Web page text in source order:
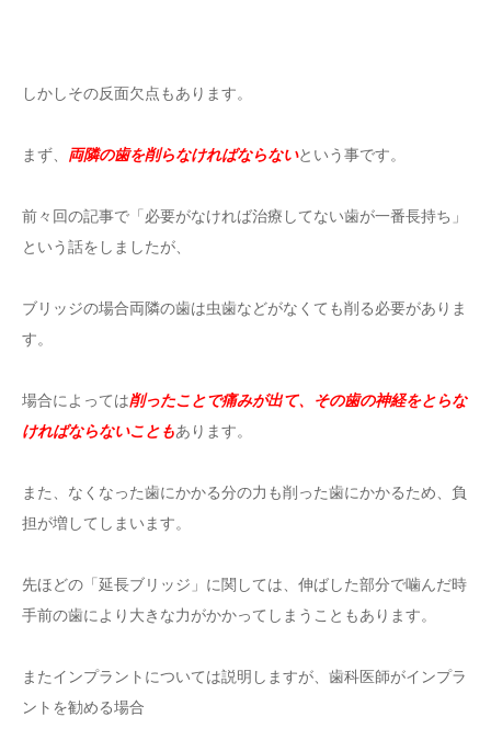
しかしその反面欠点もあります。
まず、 両隣の歯を削らなければならないという事です。
前々回の記事で「必要がなければ治療してない歯が一番長持ち」
という話をしましたが、
ブリッジの場合両隣の歯は虫歯などがなくても削る必要がありま
す。
場合によっては削ったことで痛みが出て、その歯の神経をとらな
ければならないこともあります。
また、なくなった歯にかかる分の力も削った歯にかかるため、負
担が増してしまいます。
先ほどの「延長ブリッジ」に関しては、伸ばした部分で噛んだ時
手前の歯により大きな力がかかってしまうこともあります。
またインプラントについては説明しますが、歯科医師がインプラ
ントを勧める場合